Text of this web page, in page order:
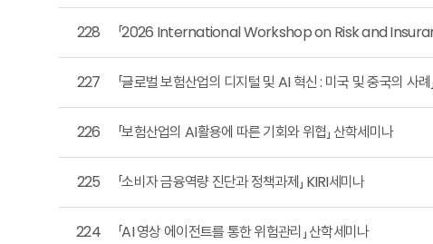
228 「2026 International Workshop on Risk and
227 「글로벌 보험산업의 디지털 및 AI 혁신 : 미국 및 중국의 사례
226 「보험산업의 AI활용에 따른 기회와 위협」 산학세미나
225 「소비자 금융역량 진단과 정책과제」 KIRI세미나
224 「AI 영상 에이전트를 통한 위험관리」 산학세미나